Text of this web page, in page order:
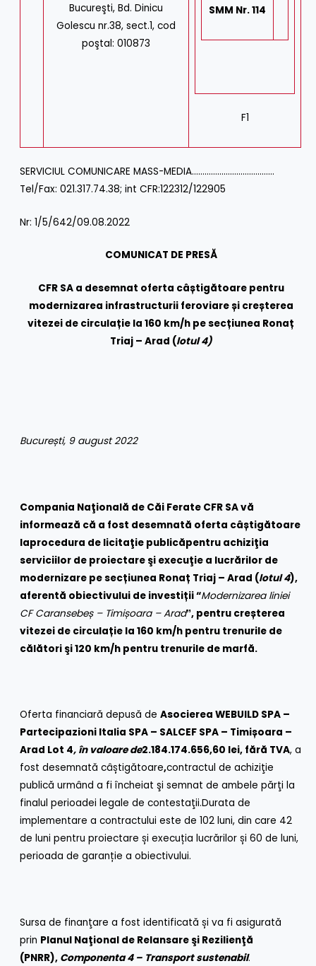
Bucureşti, Bd. Dinicu
Golescu nr.38, sect.1, cod
poştal: 010873
SMM Nr. 114
F1
SERVICIUL COMUNICARE MASS-MEDIA…………………………………
Tel/Fax: 021.317.74.38; int CFR:122312/122905
Nr: 1/5/642/09.08.2022
COMUNICAT DE PRESĂ
CFR SA a desemnat oferta câștigătoare pentru
modernizarea infrastructurii feroviare și creșterea
vitezei de circulație la 160 km/h pe secțiunea Ronaț
Triaj – Arad (lotul 4)
București, 9 august 2022
Compania Naţională de Căi Ferate CFR SA vă
informează că a fost desemnată oferta câștigătoare
laprocedura de licitaţie publicăpentru achiziţia
serviciilor de proiectare şi execuţie a lucrărilor de
modernizare pe secțiunea Ronaț Triaj – Arad (lotul 4),
aferentă obiectivului de investiții “Modernizarea liniei
CF Caransebeș – Timișoara – Aradˮ, pentru creșterea
vitezei de circulație la 160 km/h pentru trenurile de
călători şi 120 km/h pentru trenurile de marfă.
Oferta financiară depusă deAsocierea WEBUILD SPA –
Partecipazioni Italia SPA – SALCEF SPA – Timișoara –
Arad Lot 4, în valoare de2.184.174.656,60 lei, fără TVA, a
fost desemnată câștigătoare,contractul de achiziţie
publică urmând a fi încheiat şi semnat de ambele părţi la
finalul perioadei legale de contestaţii.Durata de
implementare a contractului este de 102 luni, din care 42
de luni pentru proiectare și execuția lucrărilor și 60 de luni,
perioada de garanție a obiectivului.
Sursa de finanţare a fost identificată și va fi asigurată
prin Planul Naţional de Relansare şi Rezilienţă
(PNRR), Componenta 4 – Transport sustenabil.